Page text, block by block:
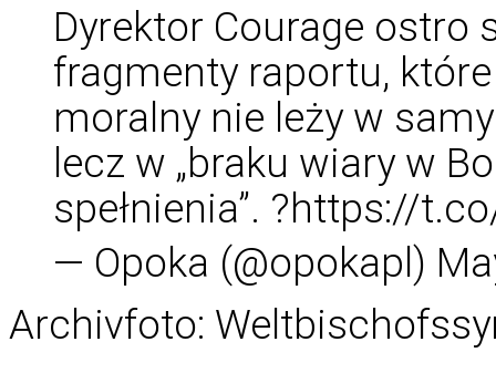
Dyrektor Courage ostro
fragmenty raportu,
moralny nie leży w
lecz w „braku wiary w
spełnienia”. ?https://
— Opoka (@opokapl)
Archivfoto: